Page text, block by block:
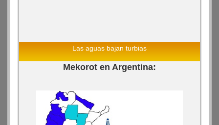
Las aguas bajan turbias
Mekorot en Argentina: